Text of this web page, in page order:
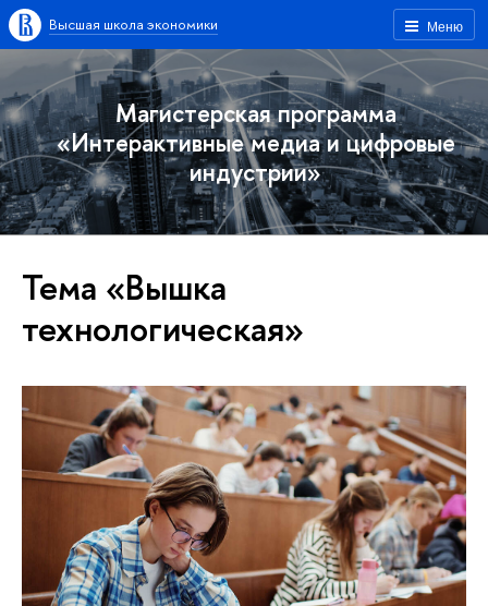
Меню
Высшая школа экономики
Магистерская программа
«Интерактивные медиа и цифровые
индустрии»
Тема «Вышка
технологическая»